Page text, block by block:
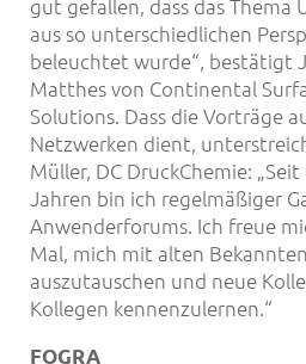
gut gefallen, dass das Thema
aus so unterschiedlichen
beleuchtet wurde“, bestätigt
Matthes von Continental
Solutions. Dass die Vorträge
Netzwerken dient,
Müller, DC DruckChemie:
Jahren bin ich regelmäßiger
Anwenderforums. Ich freue
Mal, mich mit alten Bekannten
auszutauschen und neue
Kollegen kennenzulernen.“
FOGRA